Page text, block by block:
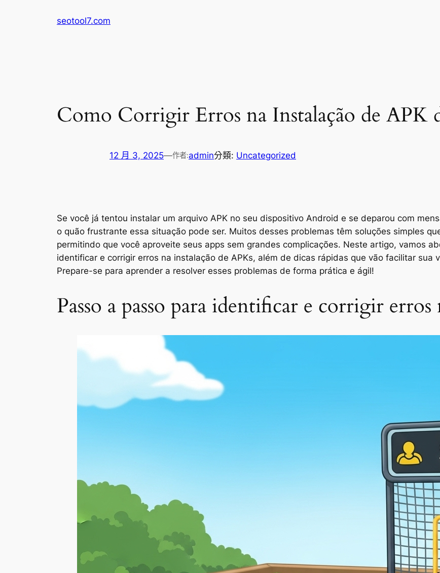
seotool7.com
Como Corrigir Erros na Instalação de APK
12 月 3, 2025—作者:admin分類: Uncategorized
Se você já tentou instalar um arquivo APK no seu dispositivo Android e se deparou com
o quão frustrante essa situação pode ser. Muitos desses problemas têm soluções simples
permitindo que você aproveite seus apps sem grandes complicações. Neste artigo, vamos
identificar e corrigir erros na instalação de APKs, além de dicas rápidas que vão facilitar sua
Prepare-se para aprender a resolver esses problemas de forma prática e ágil!
Passo a passo para identificar e corrigir